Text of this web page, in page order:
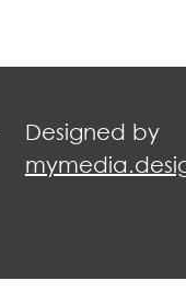
Designed by